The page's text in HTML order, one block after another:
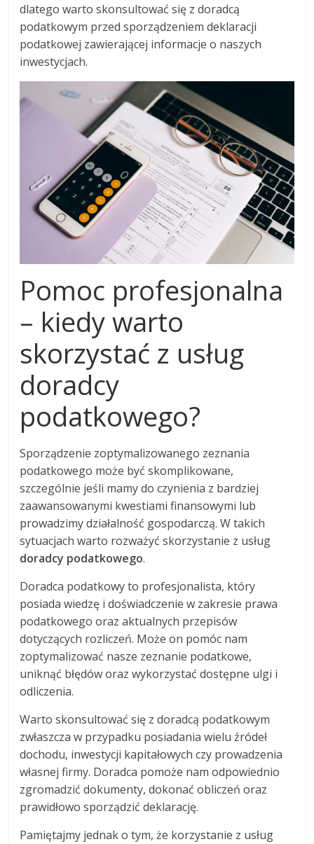
dlatego warto skonsultować się z doradcą
podatkowym przed sporządzeniem deklaracji
podatkowej zawierającej informacje o naszych
inwestycjach.
Pomoc profesjonalna
– kiedy warto
skorzystać z usług
doradcy
podatkowego?
Sporządzenie zoptymalizowanego zeznania
podatkowego może być skomplikowane,
szczególnie jeśli mamy do czynienia z bardziej
zaawansowanymi kwestiami finansowymi lub
prowadzimy działalność gospodarczą. W takich
sytuacjach warto rozważyć skorzystanie z usług
doradcy podatkowego.
Doradca podatkowy to profesjonalista, który
posiada wiedzę i doświadczenie w zakresie prawa
podatkowego oraz aktualnych przepisów
dotyczących rozliczeń. Może on pomóc nam
zoptymalizować nasze zeznanie podatkowe,
uniknąć błędów oraz wykorzystać dostępne ulgi i
odliczenia.
Warto skonsultować się z doradcą podatkowym
zwłaszcza w przypadku posiadania wielu źródeł
dochodu, inwestycji kapitałowych czy prowadzenia
własnej firmy. Doradca pomoże nam odpowiednio
zgromadzić dokumenty, dokonać obliczeń oraz
prawidłowo sporządzić deklarację.
Pamiętajmy jednak o tym, że korzystanie z usług